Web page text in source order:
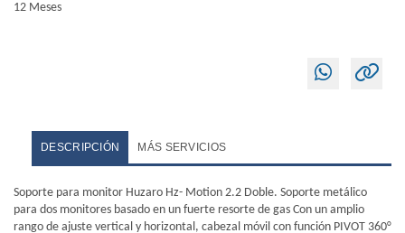
12 Meses
DESCRIPCIÓN MÁS SERVICIOS
Soporte para monitor Huzaro Hz- Motion 2.2 Doble. Soporte metálico
para dos monitores basado en un fuerte resorte de gas Con un amplio
rango de ajuste vertical y horizontal, cabezal móvil con función PIVOT 360°